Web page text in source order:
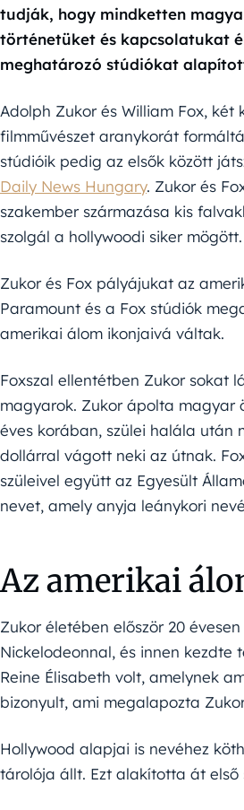
tudják, hogy mindketten
történetüket és kapcsolatukat
meghatározó stúdiókat
Adolph Zukor és William Fox,
filmművészet aranykorát
stúdióik pedig az elsők között
Daily News Hungary. Zukor és
szakember származása kis
szolgál a hollywoodi siker mögött.
Zukor és Fox pályájukat az
Paramount és a Fox stúdiók
amerikai álom ikonjaivá váltak.
Foxszal ellentétben Zukor sokat
magyarok. Zukor ápolta magyar
éves korában, szülei halála után
dollárral vágott neki az útnak.
szüleivel együtt az Egyesült
nevet, amely anyja leánykori
Az amerikai
Zukor életében először 20
Nickelodeonnal, és innen kezdte
Reine Élisabeth volt, amelynek
bizonyult, ami megalapozta
Hollywood alapjai is nevéhez
tárolója állt. Ezt alakította át